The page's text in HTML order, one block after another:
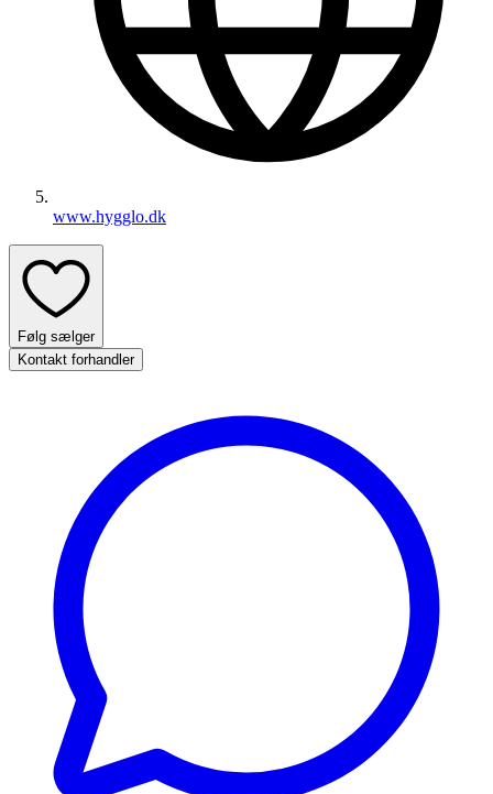
www.hygglo.dk
Følg sælger
Kontakt forhandler